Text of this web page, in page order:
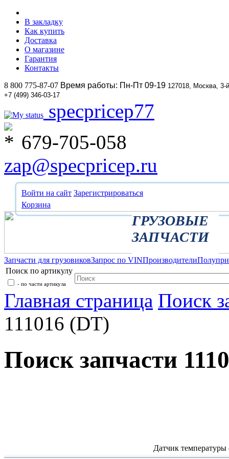
В закладку
Как купить
Доставка
О магазине
Гарантия
Контакты
8 800 775-87-07 Время работы: Пн-Пт 09-19 127018, Москва,
+7 (499) 346-03-17
specpricep77
679-705-058
zap@specpricep.ru
Войти на сайт Зарегистрироваться
Корзина
ГРУЗОВЫЕ
ЗАПЧАСТИ
Запчасти для грузовиковЗапрос по VINПроизводители
Поиск по артикулу
- по части артикула
Главная страница Поиск
111016 (DT)
Поиск запчасти
Датчик